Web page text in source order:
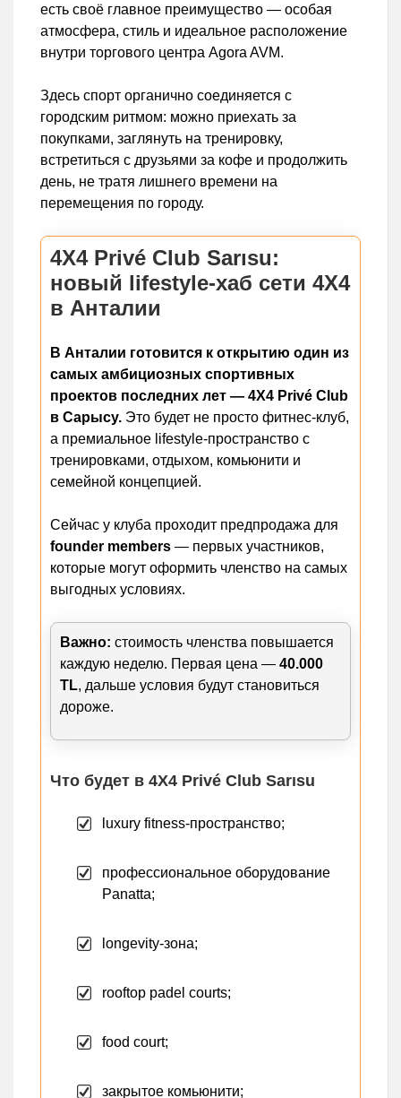
есть своё главное преимущество — особая
атмосфера, стиль и идеальное расположение
внутри торгового центра Agora AVM.
Здесь спорт органично соединяется с
городским ритмом: можно приехать за
покупками, заглянуть на тренировку,
встретиться с друзьями за кофе и продолжить
день, не тратя лишнего времени на
перемещения по городу.
4X4 Privé Club Sarısu:
новый lifestyle-хаб сети 4X4
в Анталии
В Анталии готовится к открытию один из
самых амбициозных спортивных
проектов последних лет — 4X4 Privé Club
в Сарысу. Это будет не просто фитнес-клуб,
а премиальное lifestyle-пространство с
тренировками, отдыхом, комьюнити и
семейной концепцией.
Сейчас у клуба проходит предпродажа для
founder members — первых участников,
которые могут оформить членство на самых
выгодных условиях.
Важно: стоимость членства повышается
каждую неделю. Первая цена — 40.000
TL, дальше условия будут становиться
дороже.
Что будет в 4X4 Privé Club Sarısu
luxury fitness-пространство;
профессиональное оборудование
Panatta;
longevity-зона;
rooftop padel courts;
food court;
закрытое комьюнити;